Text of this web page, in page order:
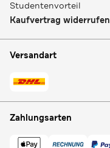
Studentenvorteil
Kaufvertrag widerrufen
Versandart
Zahlungsarten